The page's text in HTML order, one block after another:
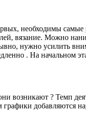
необходимы самые
вязание. Можно
нужно усилить
. На начальном
возникают ? Темп
графики добавляются